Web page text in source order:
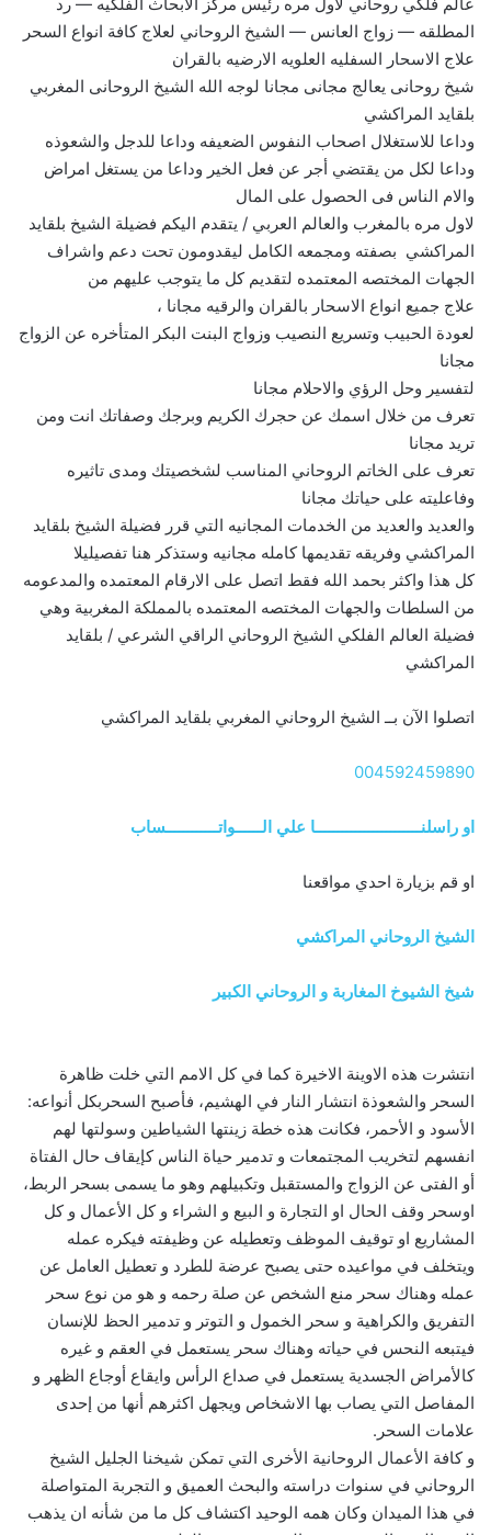
المطلقه — زواج العانس — الشيخ الروحاني لعلاج كافة انواع السحر
علاج الاسحار السفليه العلويه الارضيه بالقران
شيخ روحانى يعالج مجانى مجانا لوجه الله الشيخ الروحانى المغربي
بلقايد المراكشي
وداعا للاستغلال اصحاب النفوس الضعيفه وداعا للدجل والشعوذه
وداعا لكل من يقتضي أجر عن فعل الخير وداعا من يستغل امراض
والام الناس فى الحصول على المال
لاول مره بالمغرب والعالم العربي / يتقدم اليكم فضيلة الشيخ بلقايد
المراكشي بصفته ومجمعه الكامل ليقدومون تحت دعم واشراف
الجهات المختصه المعتمده لتقديم كل ما يتوجب عليهم من
علاج جميع انواع الاسحار بالقران والرقيه مجانا ،
لعودة الحبيب وتسريع النصيب وزواج البنت البكر المتأخره عن الزواج
مجانا
لتفسير وحل الرؤي والاحلام مجانا
تعرف من خلال اسمك عن حجرك الكريم وبرجك وصفاتك انت ومن
تريد مجانا
تعرف على الخاتم الروحاني المناسب لشخصيتك ومدى تاثيره
وفاعليته على حياتك مجانا
والعديد والعديد من الخدمات المجانيه التي قرر فضيلة الشيخ بلقايد
المراكشي وفريقه تقديمها كامله مجانيه وستذكر هنا تفصيليلا
كل هذا واكثر بحمد الله فقط اتصل على الارقام المعتمده والمدعومه
من السلطات والجهات المختصه المعتمده بالمملكة المغربية وهي
فضيلة العالم الفلكي الشيخ الروحاني الراقي الشرعي / بلقايد
المراكشي
اتصلوا الآن بــ الشيخ الروحاني المغربي بلقايد المراكشي
004592459890
او راسلنــــــــــــــــــــــــا علي الــــــواتــــــــــــساب
او قم بزيارة احدي مواقعنا
الشيخ الروحاني المراكشي
شيخ الشيوخ المغاربة و الروحاني الكبير
انتشرت هذه الاوينة الاخيرة كما في كل الامم التي خلت ظاهرة
السحر والشعوذة انتشار النار في الهشيم، فأصبح السحربكل أنواعه:
الأسود و الأحمر، فكانت هذه خطة زينتها الشياطين وسولتها لهم
انفسهم لتخريب المجتمعات و تدمير حياة الناس كإيقاف حال الفتاة
أو الفتى عن الزواج والمستقبل وتكبيلهم وهو ما يسمى بسحر الربط،
اوسحر وقف الحال او التجارة و البيع و الشراء و كل الأعمال و كل
المشاريع او توقيف الموظف وتعطيله عن وظيفته فيكره عمله
ويتخلف في مواعيده حتى يصبح عرضة للطرد و تعطيل العامل عن
عمله وهناك سحر منع الشخص عن صلة رحمه و هو من نوع سحر
التفريق والكراهية و سحر الخمول و التوتر و تدمير الحظ للإنسان
فيتبعه النحس في حياته وهناك سحر يستعمل في العقم و غيره
كالأمراض الجسدية يستعمل في صداع الرأس وايقاع أوجاع الظهر و
المفاصل التي يصاب بها الاشخاص ويجهل اكثرهم أنها من إحدى
علامات السحر.
و كافة الأعمال الروحانية الأخرى التي تمكن شيخنا الجليل الشيخ
الروحاني في سنوات دراسته والبحث العميق و التجربة المتواصلة
في هذا الميدان وكان همه الوحيد اكتشاف كل ما من شأنه ان يذهب